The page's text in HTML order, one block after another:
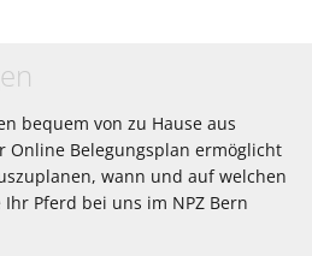
bequem von zu Hause aus
Online Belegungsplan ermöglicht
wann und auf welchen
Ihr Pferd bei uns im NPZ Bern